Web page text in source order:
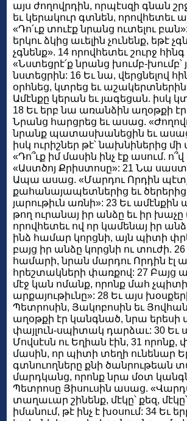
այս ժողովրդին, որպէսզի գնան
եւ կերակուր գտնեն, որովհետեւ
«Դո՛ւք տուէք նրանց ուտելու
երկու ձկից աւելին չունենք, եթէ
չգնենք». 14 որովհետեւ շուրջ
«Նստեցրէ՛ք նրանց խումբ-խումբ՝
նստեցրին: 16 Եւ նա, վերցնելով
օրհնեց, կտրեց եւ
Ամէնքը կերան եւ յագեցան. իսկ
18 Եւ երբ նա առանձին աղօթքի
Նրանց հարցրեց եւ ասաց.
նրանք պատասխանեցին եւ
իսկ ուրիշներ թէ՝ նախնիներից
«Դո՞ւք իմ մասին ինչ էք ասում.
«Աստծոյ Քրիստոսը»: 21 Նա
Ապա ասաց. «Մարդու Որդին
քահանայապետներից եւ ծերերից
յարութիւն առնի»: 23 Եւ ամէնքին
թող ուրանայ իր անձը եւ իր խաչը
որովհետեւ ով որ կամենայ իր
ինձ համար կորցնի, այն պիտի
բայց իր անձը կորցնի ու տուժի.
համարի, նրան մարդու Որդին էլ
հրեշտակների փառքով: 27 Բայց
մէջ կան ոմանք, որոնք մահ
արքայութիւնը»: 28 Եւ այս
Պետրոսին, Յակոբոսին եւ
աղօթքի էր կանգնած, նրա երեսի
փայլուն-սպիտակ դարձաւ: 30 Եւ
Մովսէսն ու Եղիան էին, 31
մասին, որ պիտի տեղի ունենար
գտնուողները քնի ծանրութեան
մարդկանց, որոնք նրա մօտ
Պետրոսը Յիսուսին ասաց.
տաղաւար շինենք, մէկը՝ քեզ,
իմանում, թէ ինչ է խօսում: 34 Եւ